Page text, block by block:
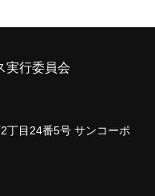
実行委員会
丁目24番5号 サンコーポ